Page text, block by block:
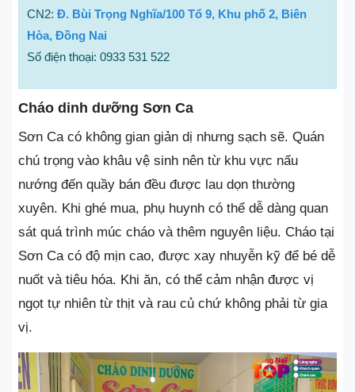
CN2: Đ. Bùi Trọng Nghĩa/100 Tổ 9, Khu phố 2, Biên
Hòa, Đồng Nai
Số điện thoại: 0933 531 522
Cháo dinh dưỡng Sơn Ca
Sơn Ca có không gian giản dị nhưng sạch sẽ. Quán
chú trọng vào khâu vệ sinh nên từ khu vực nấu
nướng đến quầy bán đều được lau dọn thường
xuyên. Khi ghé mua, phụ huynh có thể dễ dàng quan
sát quá trình múc cháo và thêm nguyên liệu. Cháo tại
Sơn Ca có độ mịn cao, được xay nhuyễn kỹ để bé dễ
nuốt và tiêu hóa. Khi ăn, có thể cảm nhận được vị
ngọt tự nhiên từ thịt và rau củ chứ không phải từ gia
vị.